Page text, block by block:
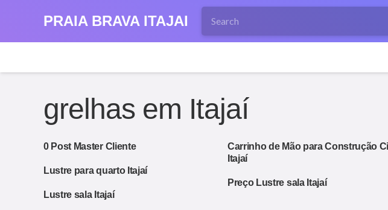
PRAIA BRAVA ITAJAI
grelhas em Itajaí
0 Post Master Cliente
Carrinho de Mão para Construção
Itajaí
Lustre para quarto Itajaí
Preço Lustre sala Itajaí
Lustre sala Itajaí